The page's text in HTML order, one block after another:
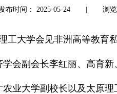
布时间： 2025-05-24 浏
大学会见非洲高等教育
会副会长李红丽、高育
业大学副校长以及太原理